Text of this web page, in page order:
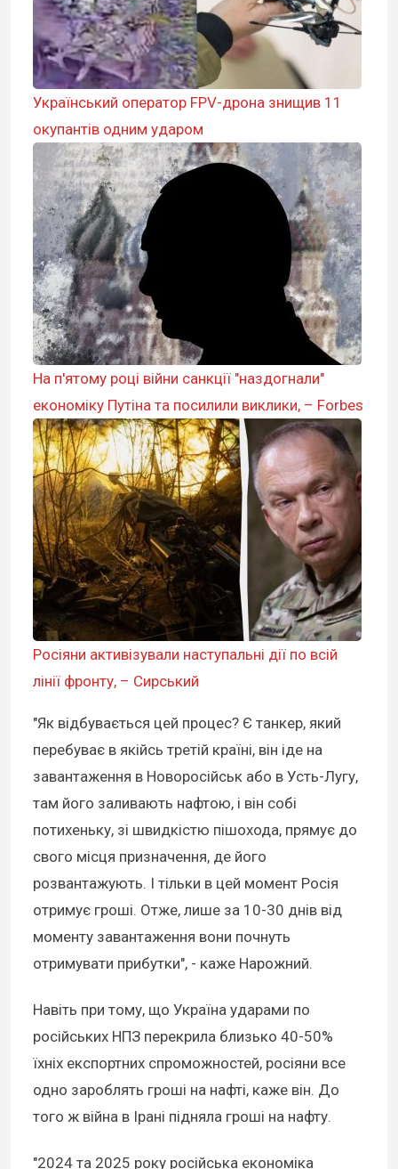
Український оператор FPV-дрона знищив 11
окупантів одним ударом
На п'ятому році війни санкції "наздогнали"
економіку Путіна та посилили виклики, – Forbes
Росіяни активізували наступальні дії по всій
лінії фронту, – Сирський
"Як відбувається цей процес? Є танкер, який
перебуває в якійсь третій країні, він іде на
завантаження в Новоросійськ або в Усть-Лугу,
там його заливають нафтою, і він собі
потихеньку, зі швидкістю пішохода, прямує до
свого місця призначення, де його
розвантажують. І тільки в цей момент Росія
отримує гроші. Отже, лише за 10-30 днів від
моменту завантаження вони почнуть
отримувати прибутки", - каже Нарожний.
Навіть при тому, що Україна ударами по
російських НПЗ перекрила близько 40-50%
їхніх експортних спроможностей, росіяни все
одно зароблять гроші на нафті, каже він. До
того ж війна в Ірані підняла гроші на нафту.
"2024 та 2025 року російська економіка